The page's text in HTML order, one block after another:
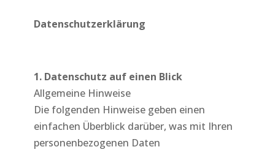
Datenschutzerklärung
1. Datenschutz auf einen Blick
Allgemeine Hinweise
Die folgenden Hinweise geben einen
einfachen Überblick darüber, was mit Ihren
personenbezogenen Daten